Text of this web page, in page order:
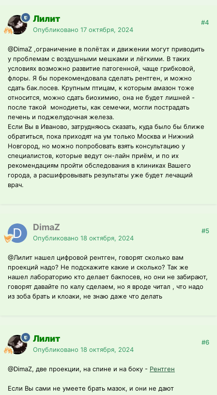
Лилит
Опубликовано 17 октября, 2024
#4
@DimaZ ,ограничение в полётах и движении могут приводить
у проблемам с воздушными мешками и лёгкими. В таких
условиях возможно развитие патогенной, чаще грибковой,
флоры. Я бы порекомендовала сделать рентген, и можно
сдать бак.посев. Крупным птицам, к которым амазон тоже
относится, можно сдать биохимию, она не будет лишней -
после такой монодиеты, как семечки, могли пострадать
печень и поджелудочная железа.
Если Вы в Иваново, затрудняюсь сказать, куда было бы ближе
обратиться, пока приходят на ум только Москва и Нижний
Новгород, но можно попробовать взять консультацию у
специалистов, которые ведут он-лайн приём, и по их
рекомендациям пройти обследования в клиниках Вашего
города, а расшифровывать результаты уже будет лечащий
врач.
DimaZ
Опубликовано 18 октября, 2024
#5
@Лилит нашел цифровой рентген, говорят сколько вам
проекций надо? Не подскажите какие и сколько? Так же
нашел лабораторию кто делает бакпосев, но они не забирают,
говорят давайте по калу сделаем, но я вроде читал , что надо
из зоба брать и клоаки, не знаю даже что делать
Лилит
Опубликовано 18 октября, 2024
#6
@DimaZ, две проекции, на спине и на боку - Рентген
Если Вы сами не умеете брать мазок, и они не дают